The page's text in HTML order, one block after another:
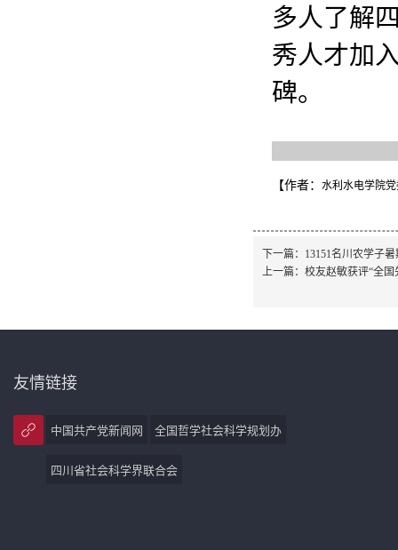
多人了解
秀人才加
碑。
【作者： 水利水电学院
下一篇： 13151名川农学子
上一篇： 校友赵敏获评“全国
友情链接
中国共产党新闻网 全国哲学社会科学规划办
四川省社会科学界联合会